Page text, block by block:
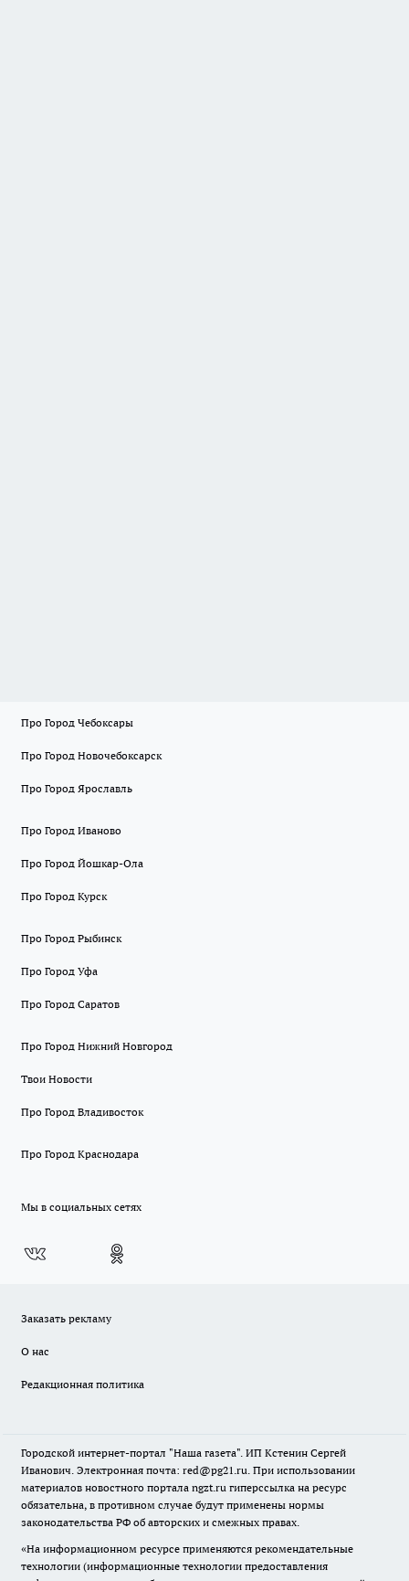
Про Город Чебоксары
Про Город Новочебоксарск
Про Город Ярославль
Про Город Иваново
Про Город Йошкар-Ола
Про Город Курск
Про Город Рыбинск
Про Город Уфа
Про Город Саратов
Про Город Нижний Новгород
Твои Новости
Про Город Владивосток
Про Город Краснодара
Мы в социальных сетях
Заказать рекламу
О нас
Редакционная политика
Городской интернет-портал "Наша газета". ИП Кстенин Сергей
Иванович. Электронная почта: red@pg21.ru. При использовании
материалов новостного портала ngzt.ru гиперссылка на ресурс
обязательна, в противном случае будут применены нормы
законодательства РФ об авторских и смежных правах.
«На информационном ресурсе применяются рекомендательные
технологии (информационные технологии предоставления